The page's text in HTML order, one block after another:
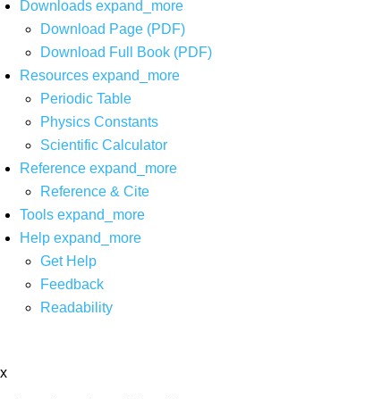
Downloads expand_more
Download Page (PDF)
Download Full Book (PDF)
Resources expand_more
Periodic Table
Physics Constants
Scientific Calculator
Reference expand_more
Reference & Cite
Tools expand_more
Help expand_more
Get Help
Feedback
Readability
x